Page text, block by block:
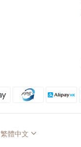
繁體中文